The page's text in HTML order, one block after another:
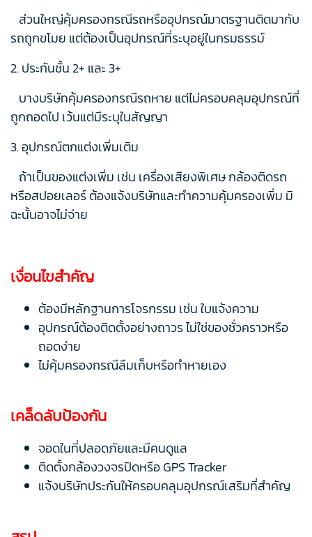
ส่วนใหญ่คุ้มครองกรณีรถหรืออุปกรณ์มาตรฐานติดมากับ
รถถูกขโมย แต่ต้องเป็นอุปกรณ์ที่ระบุอยู่ในกรมธรรม์
2. ประกันชั้น 2+ และ 3+
บางบริษัทคุ้มครองกรณีรถหาย แต่ไม่ครอบคลุมอุปกรณ์ที่
ถูกถอดไป เว้นแต่มีระบุในสัญญา
3. อุปกรณ์ตกแต่งเพิ่มเติม
ถ้าเป็นของแต่งเพิ่ม เช่น เครื่องเสียงพิเศษ กล้องติดรถ
หรือสปอยเลอร์ ต้องแจ้งบริษัทและทำความคุ้มครองเพิ่ม มิ
ฉะนั้นอาจไม่จ่าย
เงื่อนไขสำคัญ
ต้องมีหลักฐานการโจรกรรม เช่น ใบแจ้งความ
อุปกรณ์ต้องติดตั้งอย่างถาวร ไม่ใช่ของชั่วคราวหรือ
ถอดง่าย
ไม่คุ้มครองกรณีลืมเก็บหรือทำหายเอง
เคล็ดลับป้องกัน
จอดในที่ปลอดภัยและมีคนดูแล
ติดตั้งกล้องวงจรปิดหรือ GPS Tracker
แจ้งบริษัทประกันให้ครอบคลุมอุปกรณ์เสริมที่สำคัญ